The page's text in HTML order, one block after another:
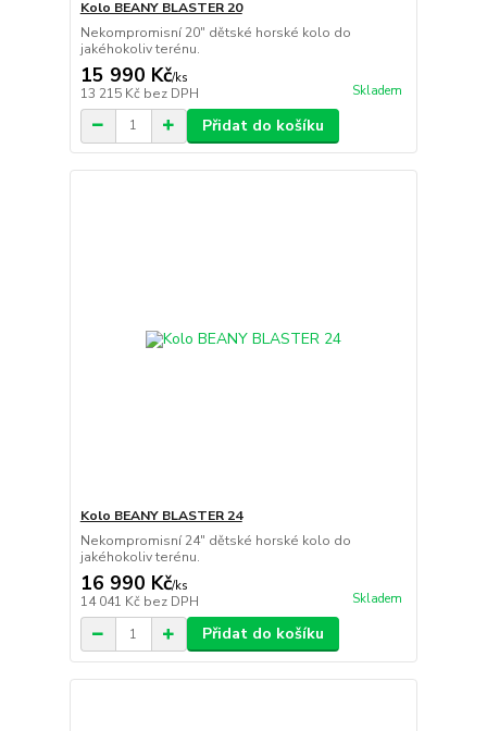
Kolo BEANY BLASTER 20
Nekompromisní 20" dětské horské kolo do
jakéhokoliv terénu.
15 990 Kč/ks
13 215 Kč bez DPH Skladem
Přidat do košíku
Kolo BEANY BLASTER 24
Nekompromisní 24" dětské horské kolo do
jakéhokoliv terénu.
16 990 Kč/ks
14 041 Kč bez DPH Skladem
Přidat do košíku